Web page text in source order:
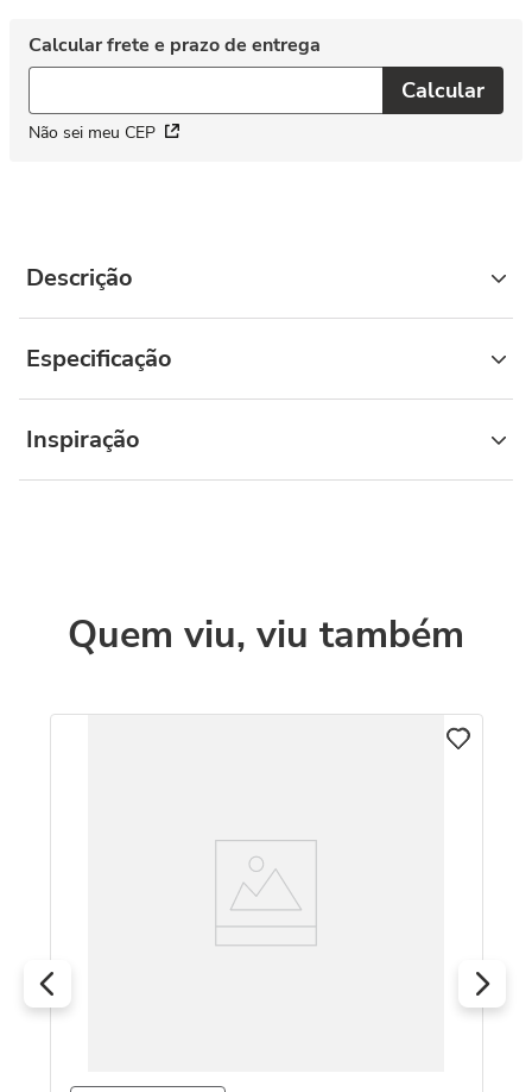
Não sei meu CEP
Descrição
Especificação
Inspiração
Quem viu, viu também